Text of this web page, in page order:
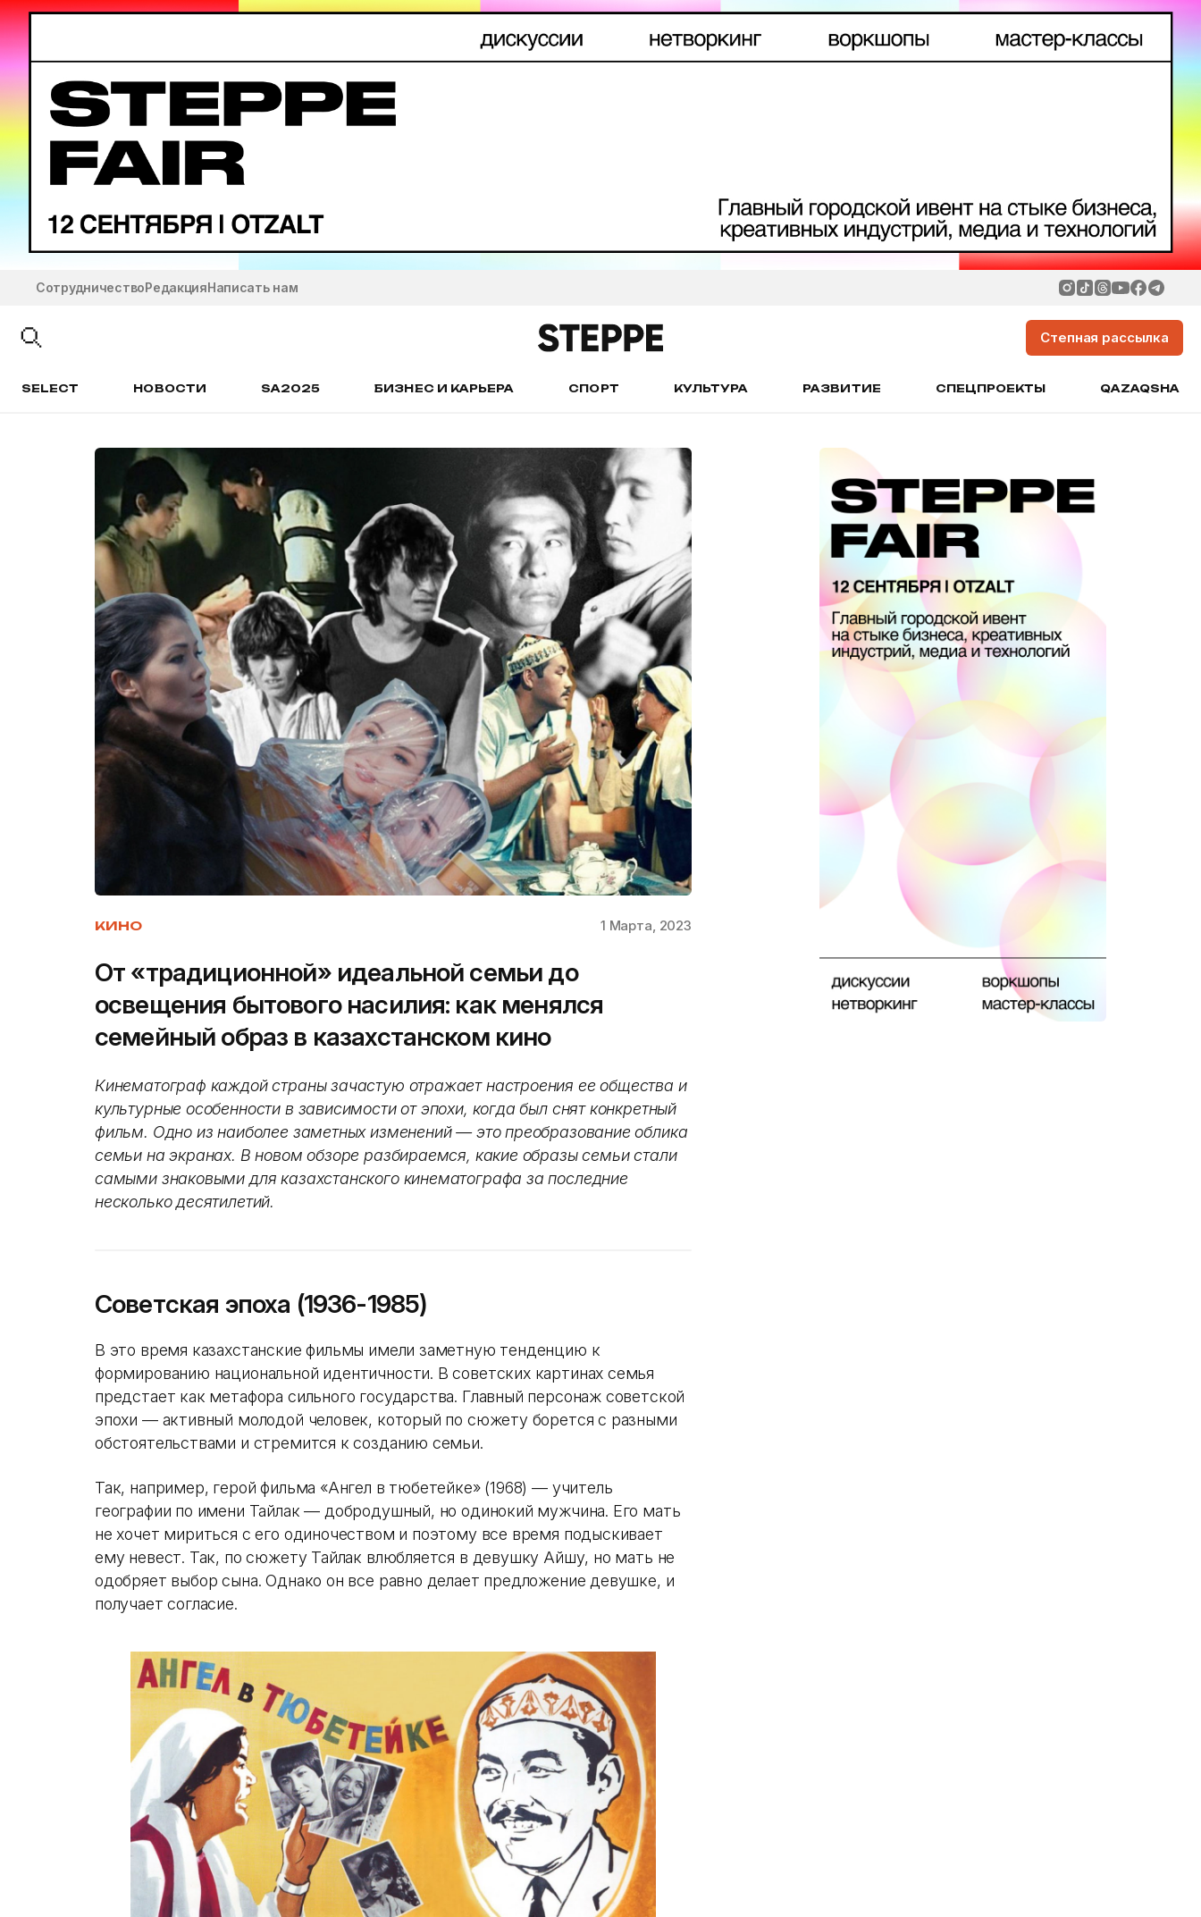
СотрудничествоРедакцияНаписать нам
Степная рассылка
SELECT НОВОСТИ SA2025 БИЗНЕС И КАРЬЕРА СПОРТ КУЛЬТУРА РАЗВИТИЕ СПЕЦПРОЕКТЫ QAZAQSHA
КИНО 1 Марта, 2023
От «традиционной» идеальной семьи до
освещения бытового насилия: как менялся
семейный образ в казахстанском кино
Кинематограф каждой страны зачастую отражает настроения ее общества и
культурные особенности в зависимости от эпохи, когда был снят конкретный
фильм. Одно из наиболее заметных изменений — это преобразование облика
семьи на экранах. В новом обзоре разбираемся, какие образы семьи стали
самыми знаковыми для казахстанского кинематографа за последние
несколько десятилетий.
Советская эпоха (1936-1985)
В это время казахстанские фильмы имели заметную тенденцию к
формированию национальной идентичности. В советских картинах семья
предстает как метафора сильного государства. Главный персонаж советской
эпохи — активный молодой человек, который по сюжету борется с разными
обстоятельствами и стремится к созданию семьи.
Так, например, герой фильма «Ангел в тюбетейке» (1968) — учитель
географии по имени Тайлак — добродушный, но одинокий мужчина. Его мать
не хочет мириться с его одиночеством и поэтому все время подыскивает
ему невест. Так, по сюжету Тайлак влюбляется в девушку Айшу, но мать не
одобряет выбор сына. Однако он все равно делает предложение девушке, и
получает согласие.